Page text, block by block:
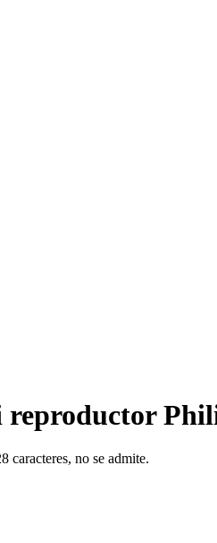
reproductor
caracteres, no se admite.